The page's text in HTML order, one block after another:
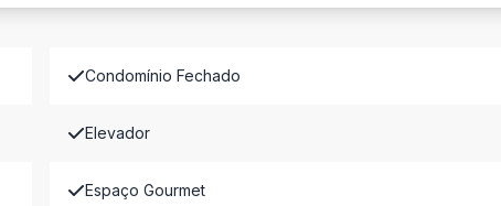
Condomínio Fechado
Elevador
Espaço Gourmet